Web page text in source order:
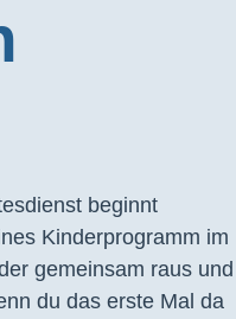
beginnt
Kinderprogramm im
gemeinsam raus und
du das erste Mal da